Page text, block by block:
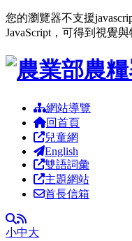
您的瀏覽器不支援
JavaScript，可得到視覺
跳到主要內容區塊
網站導覽
回首頁
兒童網
English
雙語詞彙
主題網站
首長信箱
全文檢索
RSS
小中大